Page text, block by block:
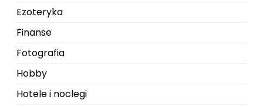
Ezoteryka
Finanse
Fotografia
Hobby
Hotele i noclegi